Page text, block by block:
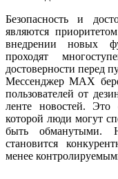
Безопасность и
являются
внедрении новых
проходят
достоверности перед
Мессенджер MAX
пользователей от
ленте новостей. Это
которой люди могут
быть обманутыми.
становится
менее